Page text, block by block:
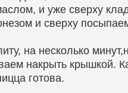
и уже сверху
и сверху
на несколько
накрыть крышкой.
готова.